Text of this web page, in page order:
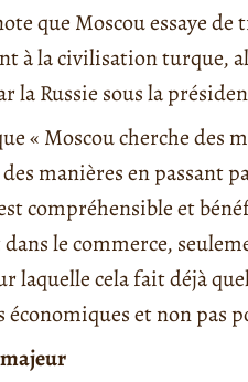
que Moscou essaye
à la civilisation turque,
Russie sous la
« Moscou cherche des
manières en passant
compréhensible et
le commerce,
laquelle cela fait déjà
économiques et non pas